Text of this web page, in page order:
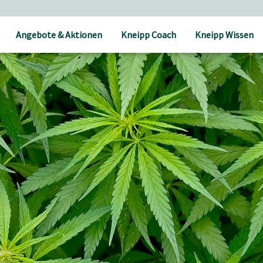
Angebote & Aktionen Kneipp Coach Kneipp Wissen